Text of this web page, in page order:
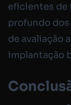
eficientes
profundo
de avaliação
implantação